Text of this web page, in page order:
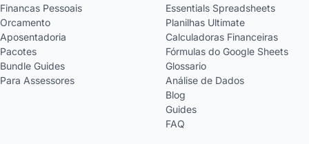
Financas Pessoais
Orcamento
Aposentadoria
Pacotes
Bundle Guides
Para Assessores
Essentials Spreadsheets
Planilhas Ultimate
Calculadoras Financeiras
Fórmulas do Google Sheets
Glossario
Análise de Dados
Blog
Guides
FAQ